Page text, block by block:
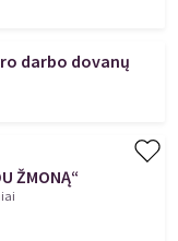
darbo dovanų
ŽMONĄ“